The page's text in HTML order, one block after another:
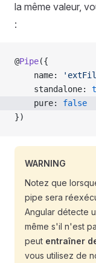
la même valeur,
:
@Pipe({
    name:
    standalone:
    pure:
false
})
WARNING
Notez que
pipe sera
Angular détecte
même s'il n'est
peut entraîner
vous utilisez de